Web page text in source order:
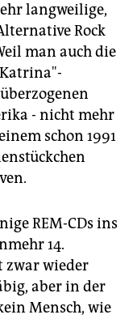
langweilige,
Rock
man auch die
- nicht mehr
schon 1991
REM-CDs ins
14.
zwar wieder
aber in der
Mensch, wie